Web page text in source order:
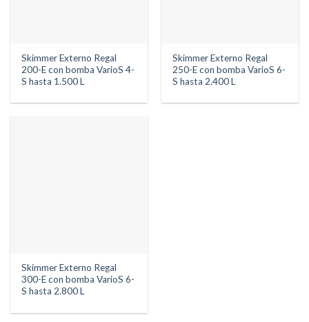
Skimmer Externo Regal
200-E con bomba VarioS 4-
S hasta 1.500 L
Skimmer Externo Regal
250-E con bomba VarioS 6-
S hasta 2.400 L
Skimmer Externo Regal
300-E con bomba VarioS 6-
S hasta 2.800 L